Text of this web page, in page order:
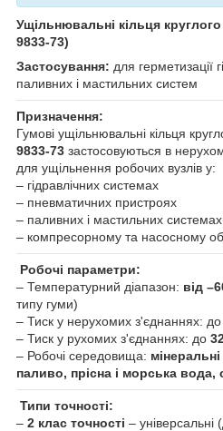
Ущільнювальні кільця
9833-73)
Застосування: для герметизації
паливних і мастильних систем
Призначення:
Гумові ущільнювальні кільця
9833-73 застосовуються в
для ущільнення робочих вузлів у:
– гідравлічних системах
– пневматичних пристроях
– паливних і мастильних системах
– компресорному та насосному
Робочі параметри:
– Температурний діапазон: від
типу гуми)
– Тиск у нерухомих з'єднаннях: до
– Тиск у рухомих з'єднаннях: до
– Робочі середовища:
паливо, прісна і морська вода,
Типи точності:
– 2 клас точності –